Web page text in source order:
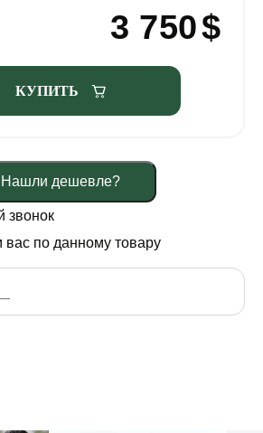
3 750$
КУПИТЬ
Нашли дешевле?
звонок
вас по данному товару